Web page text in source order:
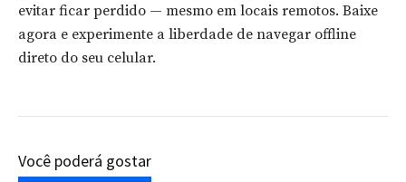
evitar ficar perdido — mesmo em locais remotos. Baixe
agora e experimente a liberdade de navegar offline
direto do seu celular.
Você poderá gostar